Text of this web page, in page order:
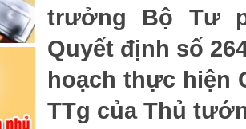
trưởng Bộ Tư
Quyết định số
hoạch thực hiện
TTg của Thủ